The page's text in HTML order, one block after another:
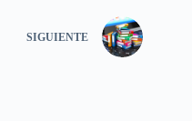
SIGUIENTE